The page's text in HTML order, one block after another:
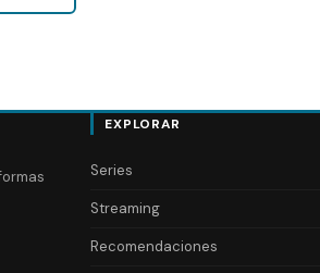
EXPLORAR
Series
Streaming
Recomendaciones